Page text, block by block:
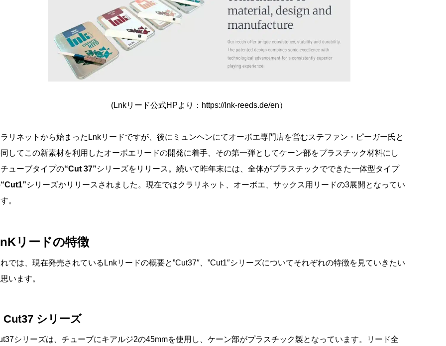
(Lnkリード公式HPより：https://lnk-reeds.de/en）
リネットから始まったLnkリードですが、後にミュンヘンにてオーボエ専門店を営むステファン・ピーガー氏と
してこの新素材を利用したオーボエリードの開発に着手、その第一弾としてケーン部をプラスチック材料にし
ューブタイプの“Cut 37”シリーズをリリース。続いて昨年末には、全体がプラスチックでできた一体型タイプ
“Cut1”シリーズかリリースされました。現在ではクラリネット、オーボエ、サックス用リードの3展開となってい
。
リードの特徴
では、現在発売されているLnkリードの概要と”Cut37″、”Cut1″シリーズについてそれぞれの特徴を見ていきたい
います。
Cut37 シリーズ
シリーズは、チューブにキアルジ2の45mmを使用し、ケーン部がプラスチック製となっています。リード全